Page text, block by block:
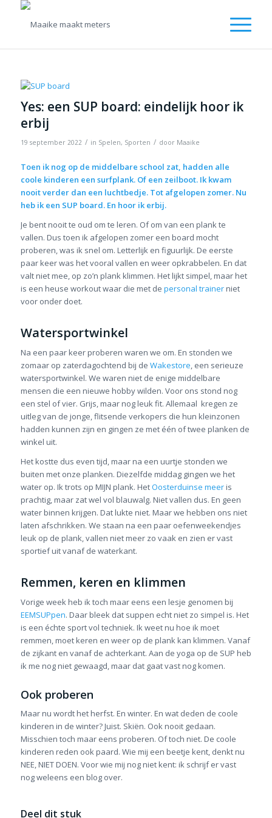
Yes: een SUP board: eindelijk hoor ik
erbij
19 september 2022 / in Spelen, Sporten / door Maaike
Toen ik nog op de middelbare school zat, hadden alle
coole kinderen een surfplank. Of een zeilboot. Ik kwam
nooit verder dan een luchtbedje. Tot afgelopen zomer. Nu
heb ik een SUP board. En hoor ik erbij.
Je bent nooit te oud om te leren. Of om van een plank te
vallen. Dus toen ik afgelopen zomer een board mocht
proberen, was ik snel om. Letterlijk en figuurlijk. De eerste
paar keer was het vooral vallen en weer opkrabbelen. En dat
valt niet mee, op zo’n plank klimmen. Het lijkt simpel, maar het
is een heuse workout waar die met de personal trainerniet
voor onder doet.
Watersportwinkel
Na een paar keer proberen waren we om. En stonden we
zomaar op zaterdagochtend bij de Wakestore, een serieuze
watersportwinkel. We waren niet de enige middelbare
mensen die een nieuwe hobby wilden. Voor ons stond nog
een stel of vier. Grijs, maar nog leuk fit. Allemaal kregen ze
uitleg van de jonge, flitsende verkopers die hun kleinzonen
hadden kunnen zijn en gingen ze met één of twee planken de
winkel uit.
Het kostte dus even tijd, maar na een uurtje stonden we
buiten met onze planken. Diezelfde middag gingen we het
water op. Ik trots op MIJN plank. HetOosterduinse meeris
prachtig, maar zat wel vol blauwalg. Niet vallen dus. En geen
water binnen krijgen. Dat lukte niet. Maar we hebben ons niet
laten afschrikken. We staan na een paar oefenweekendjes
leuk op de plank, vallen niet meer zo vaak en zien er vast
sportief uit vanaf de waterkant.
Remmen, keren en klimmen
Vorige week heb ik toch maar eens een lesje genomen bij
EEMSUPpen. Daar bleek dat suppen echt niet zo simpel is. Het
is een échte sport vol techniek. Ik weet nu hoe ik moet
remmen, moet keren en weer op de plank kan klimmen. Vanaf
de zijkant en vanaf de achterkant. Aan de yoga op de SUP heb
ik me nog niet gewaagd, maar dat gaat vast nog komen.
Ook proberen
Maar nu wordt het herfst. En winter. En wat deden de coole
kinderen in de winter? Juist. Skiën. Ook nooit gedaan.
Misschien toch maar eens proberen. Of toch niet. De coole
kinderen reden ook paard. Wie mij een beetje kent, denkt nu
NEE, NIET DOEN. Voor wie mij nog niet kent: ik schrijf er vast
nog weleens een blog over.
Deel dit stuk